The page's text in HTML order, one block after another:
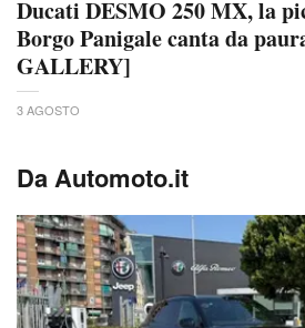
Ducati DESMO 250 MX, la
Borgo Panigale canta da
GALLERY]
3 AGOSTO
Da Automoto.it